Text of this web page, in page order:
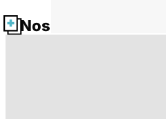
Nos fiches santé